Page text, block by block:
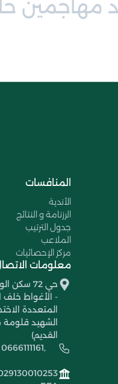
مهاجمين
المنافسات
الأندية
الرزنامة و النتائج
جدول الترتيب
الملاعب
مركز الإحصائيات
معلومات
حي 72
- الأغواط خلف
المتعددة
الشهيد قلومة
القديم)